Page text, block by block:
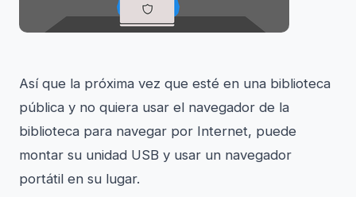
Así que la próxima vez que esté en una biblioteca
pública y no quiera usar el navegador de la
biblioteca para navegar por Internet, puede
montar su unidad USB y usar un navegador
portátil en su lugar.